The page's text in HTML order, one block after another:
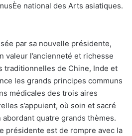
national des Arts asiatiques.
par sa nouvelle présidente,
valeur l’ancienneté et richesse
traditionnelles de Chine, Inde et
les grands principes communs
médicales des trois aires
s’appuient, où soin et sacré
quatre grands thèmes.
présidente est de rompre avec la